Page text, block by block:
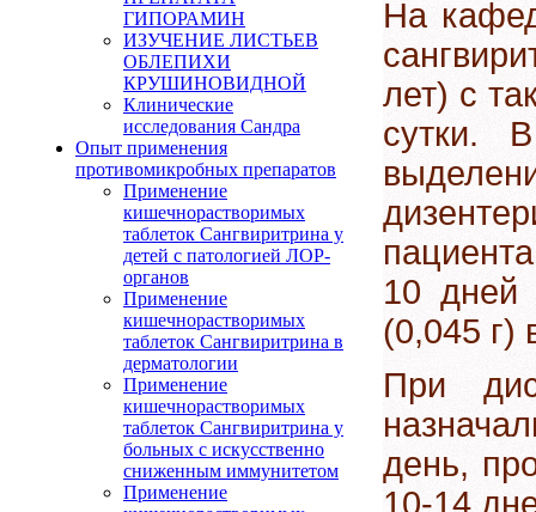
ГИПОРАМИН
ИЗУЧЕНИЕ ЛИСТЬЕВ
ОБЛЕПИХИ
КРУШИНОВИДНОЙ
Клинические
исследования Сандра
Опыт применения
противомикробных препаратов
Применение
кишечнорастворимых
таблеток Сангвиритрина у
детей с патологией ЛОР-
органов
Применение
кишечнорастворимых
таблеток Сангвиритрина в
дерматологии
Применение
кишечнорастворимых
таблеток Сангвиритрина у
больных с искусственно
сниженным иммунитетом
Применение
На
лет) с
сутки.
10 дней
(0,045 г)
При
день,
10-14